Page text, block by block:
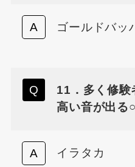
ゴールドバッ
11．多く修験
高い音が出る
イラタカ